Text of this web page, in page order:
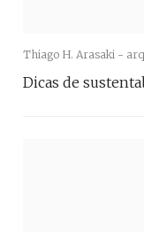
Thiago H. Arasaki -
Dicas de